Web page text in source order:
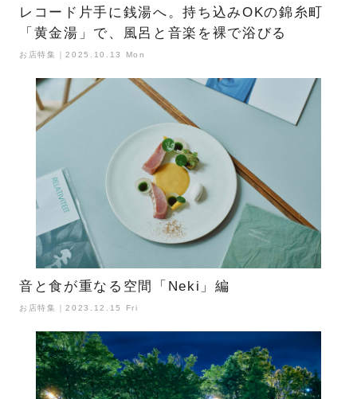
レコード片手に銭湯へ。持ち込みOKの錦糸町
「黄金湯」で、風呂と音楽を裸で浴びる
お店特集｜2025.10.13 Mon
音と食が重なる空間「Neki」編
お店特集｜2023.12.15 Fri